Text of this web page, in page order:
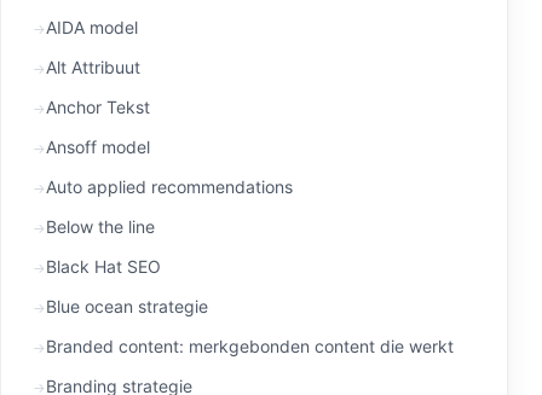
AIDA model
Alt Attribuut
Anchor Tekst
Ansoff model
Auto applied recommendations
Below the line
Black Hat SEO
Blue ocean strategie
Branded content: merkgebonden content die werkt
Branding strategie